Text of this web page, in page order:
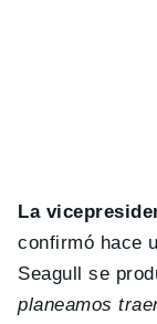
La
confirmó hace
Seagull se
planeamos